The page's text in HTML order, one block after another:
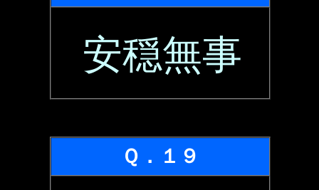
安穏無事
Ｑ．１９